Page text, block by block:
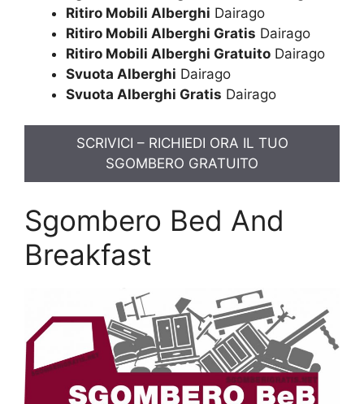
Ritiro Mobili Alberghi Dairago
Ritiro Mobili Alberghi Gratis Dairago
Ritiro Mobili Alberghi Gratuito Dairago
Svuota Alberghi Dairago
Svuota Alberghi Gratis Dairago
SCRIVICI – RICHIEDI ORA IL TUO
SGOMBERO GRATUITO
Sgombero Bed And
Breakfast